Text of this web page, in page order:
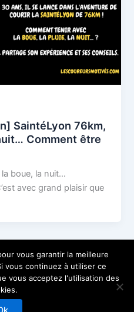
SaintéLyon 76km,
Comment être
boue, la nuit…
avec grand plaisir que
Coureurs Motivés
vous garantir la meilleure
vous continuez à utiliser ce
vous acceptez l'utilisation des